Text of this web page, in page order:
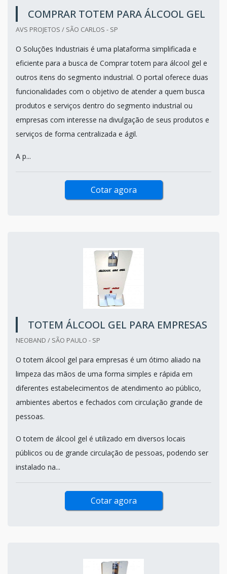
COMPRAR TOTEM PARA ÁLCOOL GEL
AVS PROJETOS / SÃO CARLOS - SP
O Soluções Industriais é uma plataforma simplificada e
eficiente para a busca de Comprar totem para álcool gel e
outros itens do segmento industrial. O portal oferece duas
funcionalidades com o objetivo de atender a quem busca
produtos e serviços dentro do segmento industrial ou
empresas com interesse na divulgação de seus produtos e
serviços de forma centralizada e ágil.
A p...
Cotar agora
TOTEM ÁLCOOL GEL PARA EMPRESAS
NEOBAND / SÃO PAULO - SP
O totem álcool gel para empresas é um ótimo aliado na
limpeza das mãos de uma forma simples e rápida em
diferentes estabelecimentos de atendimento ao público,
ambientes abertos e fechados com circulação grande de
pessoas.
O totem de álcool gel é utilizado em diversos locais
públicos ou de grande circulação de pessoas, podendo ser
instalado na...
Cotar agora